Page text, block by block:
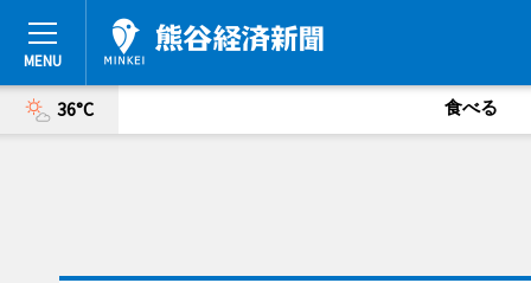
36°C 食べる